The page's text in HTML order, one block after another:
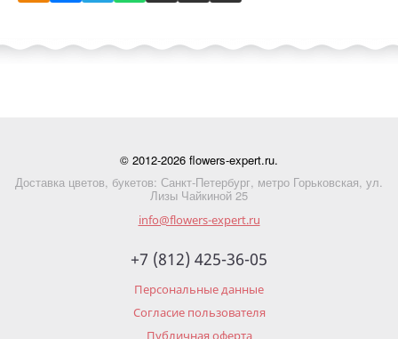
© 2012-2026 flowers-expert.ru.
Доставка цветов, букетов: Санкт-Петербург, метро Горьковская, ул.
Лизы Чайкиной 25
info@flowers-expert.ru
+7 (812) 425-36-05
Персональные данные
Согласие пользователя
Публичная оферта